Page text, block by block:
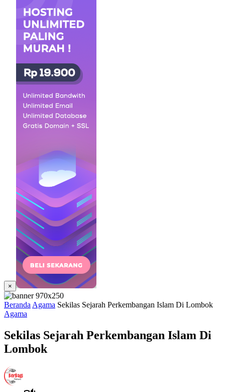
×
Beranda Agama Sekilas Sejarah Perkembangan Islam Di Lombok
Agama
Sekilas Sejarah Perkembangan Islam Di
Lombok